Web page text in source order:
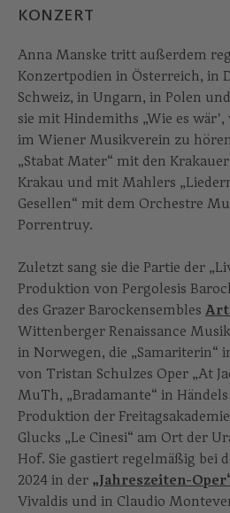
KONZERT
Anna Manske tritt außerdem
Konzertpodien in Österreich, in
Schweiz, in Ungarn, in Polen
sie mit Hindemiths „Wie es wärʼ,
im Wiener Musikverein zu
„Stabat Mater“ mit den
Krakau und mit Mahlers
Gesellen“ mit dem Orchestre
Porrentruy.
Zuletzt sang sie die Partie der
Produktion von Pergolesis
des Grazer Barockensembles Art
Wittenberger Renaissance
in Norwegen, die „Samariterin“
von Tristan Schulzes Oper „At
MuTh, „Bradamante“ in
Produktion der
Glucks „Le Cinesi“ am Ort der
Hof. Sie gastiert regelmäßig bei
2024 in der „Jahreszeiten-
Vivaldis und in Claudio